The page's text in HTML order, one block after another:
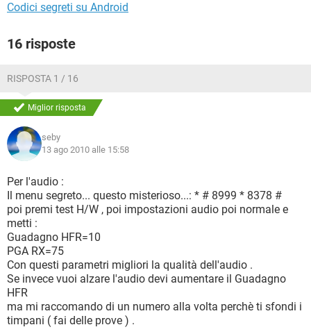
Codici segreti su Android
16 risposte
RISPOSTA 1 / 16
Miglior risposta
seby
13 ago 2010 alle 15:58
Per l'audio :
Il menu segreto... questo misterioso...: * # 8999 * 8378 #
poi premi test H/W , poi impostazioni audio poi normale e
metti :
Guadagno HFR=10
PGA RX=75
Con questi parametri migliori la qualità dell'audio .
Se invece vuoi alzare l'audio devi aumentare il Guadagno
HFR
ma mi raccomando di un numero alla volta perchè ti sfondi i
timpani ( fai delle prove ) .